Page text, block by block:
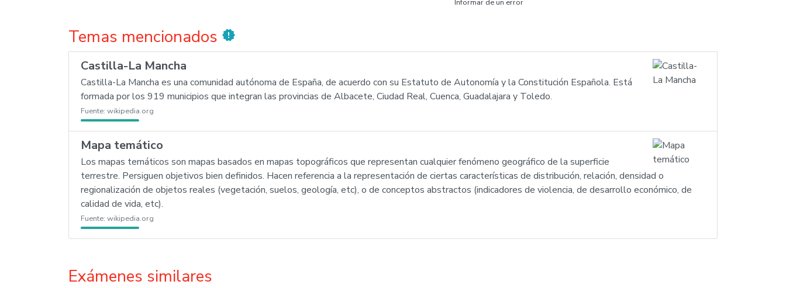
Informar de un error
Temas mencionados new_releases
Castilla-La Mancha
Castilla-La Mancha es una comunidad autónoma de España, de acuerdo con su Estatuto de Autonomía y la Constitución Española. Está
formada por los 919 municipios que integran las provincias de Albacete, Ciudad Real, Cuenca, Guadalajara y Toledo.
Fuente: wikipedia.org
Mapa temático
Los mapas temáticos son mapas basados en mapas topográficos que representan cualquier fenómeno geográfico de la superficie
terrestre. Persiguen objetivos bien definidos. Hacen referencia a la representación de ciertas características de distribución, relación, densidad o
regionalización de objetos reales (vegetación, suelos, geología, etc), o de conceptos abstractos (indicadores de violencia, de desarrollo económico, de
calidad de vida, etc).
Fuente: wikipedia.org
Exámenes similares